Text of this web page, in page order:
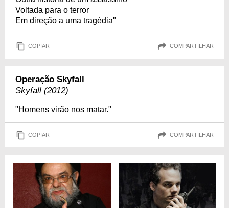
Voltada para o terror
Em direção a uma tragédia"
COPIAR COMPARTILHAR
Operação Skyfall
Skyfall (2012)
"Homens virão nos matar."
COPIAR COMPARTILHAR